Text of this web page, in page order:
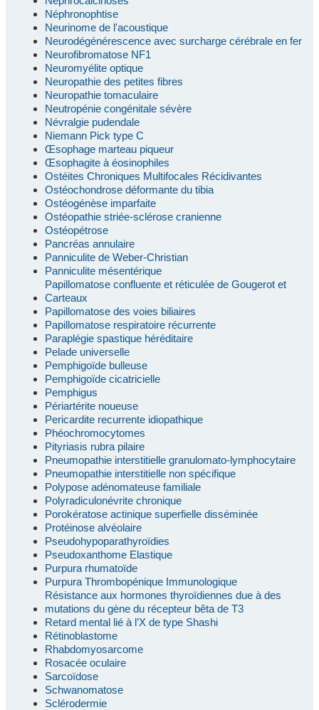
Néphronophtise
Neurinome de l'acoustique
Neurodégénérescence avec surcharge cérébrale en fer
Neurofibromatose NF1
Neuromyélite optique
Neuropathie des petites fibres
Neuropathie tomaculaire
Neutropénie congénitale sévère
Névralgie pudendale
Niemann Pick type C
Œsophage marteau piqueur
Œsophagite à éosinophiles
Ostéites Chroniques Multifocales Récidivantes
Ostéochondrose déformante du tibia
Ostéogénèse imparfaite
Ostéopathie striée-sclérose cranienne
Ostéopétrose
Pancréas annulaire
Panniculite de Weber-Christian
Panniculite mésentérique
Papillomatose confluente et réticulée de Gougerot et
Carteaux
Papillomatose des voies biliaires
Papillomatose respiratoire récurrente
Paraplégie spastique héréditaire
Pelade universelle
Pemphigoïde bulleuse
Pemphigoïde cicatricielle
Pemphigus
Périartérite noueuse
Pericardite recurrente idiopathique
Phéochromocytomes
Pityriasis rubra pilaire
Pneumopathie interstitielle granulomato-lymphocytaire
Pneumopathie interstitielle non spécifique
Polypose adénomateuse familiale
Polyradiculonévrite chronique
Porokératose actinique superfielle disséminée
Protéinose alvéolaire
Pseudohypoparathyroïdies
Pseudoxanthome Elastique
Purpura rhumatoïde
Purpura Thrombopénique Immunologique
Résistance aux hormones thyroïdiennes due à des
mutations du gène du récepteur bêta de T3
Retard mental lié à l’X de type Shashi
Rétinoblastome
Rhabdomyosarcome
Rosacée oculaire
Sarcoïdose
Schwanomatose
Sclérodermie